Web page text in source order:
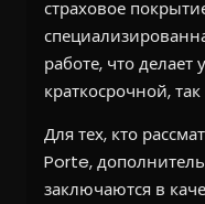
страховое
работе, что
краткосрочной,
Для тех, кто
Porte,
заключаются в